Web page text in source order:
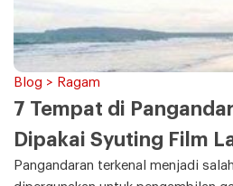
Blog > Ragam
7 Tempat di
Dipakai Syuting Film
Pangandaran terkenal menjadi